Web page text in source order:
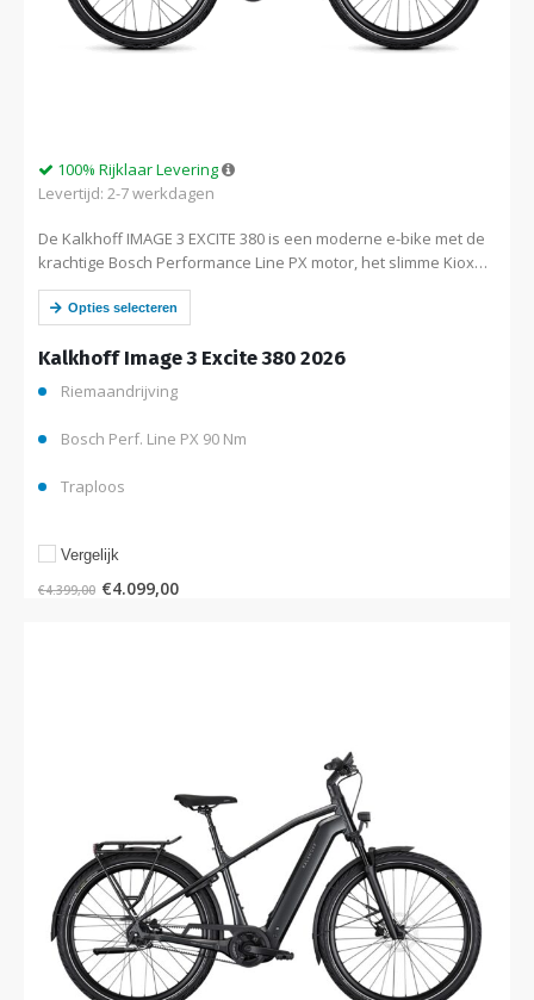
Kalkhoff Image 3 Excite 380 2026
100% Rijklaar Levering
Levertijd: 2-7 werkdagen
Riemaandrijving
Bosch Perf. Line PX 90 Nm
Traploos
De Kalkhoff IMAGE 3 EXCITE 380 is een moderne e-bike met de
krachtige Bosch Performance Line PX motor, het slimme Kiox
300 display, een onderhoudsarme riemaandrijving en Enviolo
traploze versnelling…
€4.399,00 €4.099,00
Opties selecteren
Vergelijk